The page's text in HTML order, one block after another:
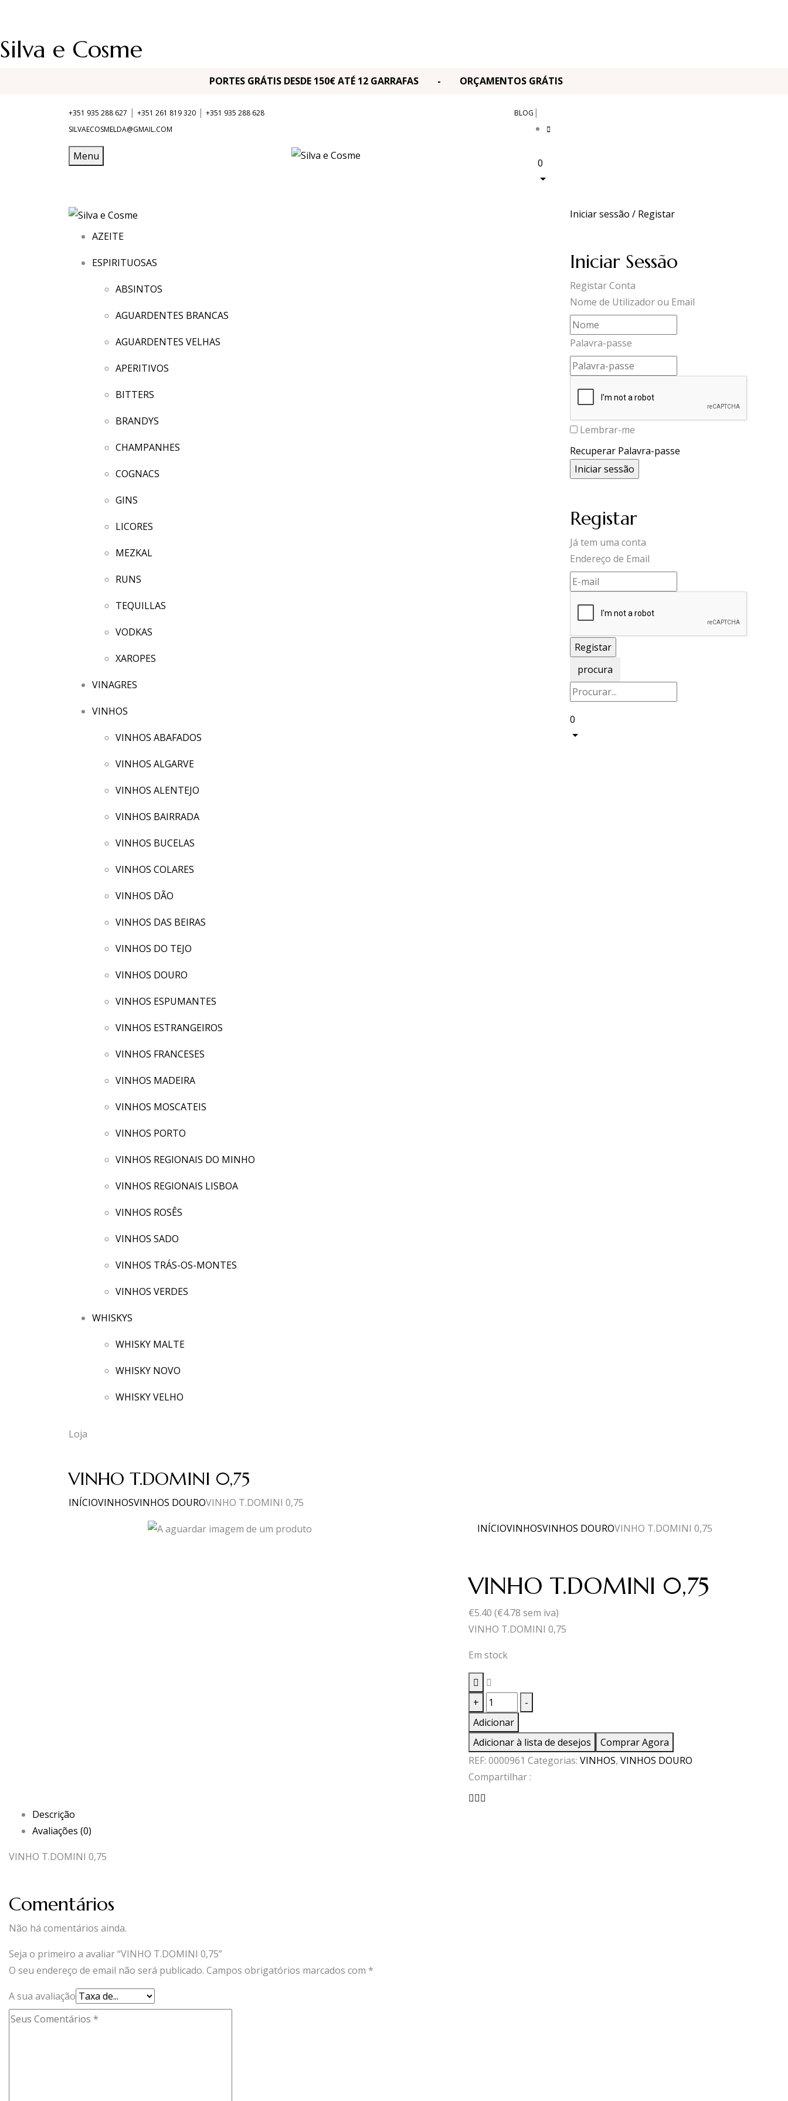
Silva e Cosme
PORTES GRÁTIS DESDE 150€ ATÉ 12 GARRAFAS - ORÇAMENTOS GRÁTIS
+351 935 288 627 | +351 261 819 320 | +351 935 288 628
SILVAECOSMELDA@GMAIL.COM
BLOG |
Menu
0
AZEITE
ESPIRITUOSAS
ABSINTOS
AGUARDENTES BRANCAS
AGUARDENTES VELHAS
APERITIVOS
BITTERS
BRANDYS
CHAMPANHES
COGNACS
GINS
LICORES
MEZKAL
RUNS
TEQUILLAS
VODKAS
XAROPES
VINAGRES
VINHOS
VINHOS ABAFADOS
VINHOS ALGARVE
VINHOS ALENTEJO
VINHOS BAIRRADA
VINHOS BUCELAS
VINHOS COLARES
VINHOS DÃO
VINHOS DAS BEIRAS
VINHOS DO TEJO
VINHOS DOURO
VINHOS ESPUMANTES
VINHOS ESTRANGEIROS
VINHOS FRANCESES
VINHOS MADEIRA
VINHOS MOSCATEIS
VINHOS PORTO
VINHOS REGIONAIS DO MINHO
VINHOS REGIONAIS LISBOA
VINHOS ROSÊS
VINHOS SADO
VINHOS TRÁS-OS-MONTES
VINHOS VERDES
WHISKYS
WHISKY MALTE
WHISKY NOVO
WHISKY VELHO
Iniciar sessão / Registar
Iniciar Sessão
Registar Conta
Nome de Utilizador ou Email
Palavra-passe
Lembrar-me
Recuperar Palavra-passe
Registar
Já tem uma conta
Endereço de Email
procura
0
Loja
VINHO T.DOMINI 0,75
INÍCIOVINHOSVINHOS DOUROVINHO T.DOMINI 0,75
INÍCIOVINHOSVINHOS DOUROVINHO T.DOMINI 0,75
VINHO T.DOMINI 0,75
€5.40 (€4.78 sem iva)
VINHO T.DOMINI 0,75
Em stock
+
Quantidade
de
VINHO
T.DOMINI
0,75
-
Adicionar
Adicionar à lista de desejos
Comprar Agora
REF: 0000961 Categorias: VINHOS, VINHOS DOURO
Compartilhar :
Descrição
Avaliações (0)
VINHO T.DOMINI 0,75
Comentários
Não há comentários ainda.
Seja o primeiro a avaliar “VINHO T.DOMINI 0,75”
O seu endereço de email não será publicado. Campos obrigatórios marcados com *
A sua avaliação